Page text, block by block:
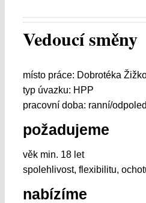
Vedoucí směny
místo práce: Dobrotéka
typ úvazku: HPP
pracovní doba: ranní/
požadujeme
věk min. 18 let
spolehlivost, flexibilitu,
nabízíme